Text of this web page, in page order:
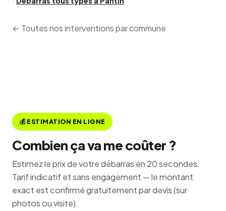
← Toutes nos interventions par commune
💰 ESTIMATION EN LIGNE
Combien ça va me coûter ?
Estimez le prix de votre débarras en 20 secondes.
Tarif indicatif et sans engagement — le montant
exact est confirmé gratuitement par devis (sur
photos ou visite).